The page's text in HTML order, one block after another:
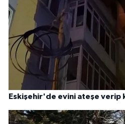
Eskişehir'de evini ateşe verip